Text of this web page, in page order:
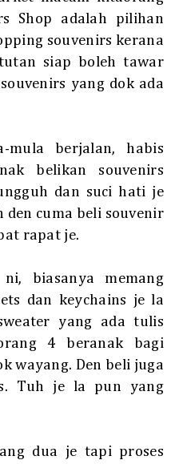
Shop adalah pilihan
souvenirs kerana
siap boleh tawar
yang dok ada
mula berjalan, habis
belikan souvenirs
dan suci hati je
den cuma beli souvenir
rapat je.
biasanya memang
dan keychains je la
yang ada tulis
4 beranak bagi
wayang. Den beli juga
Tuh je la pun yang
dua je tapi proses